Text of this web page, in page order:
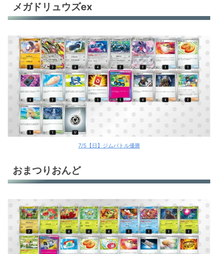
メガドリュウズex
7/5【日】ジムバトル優勝
おまつりおんど